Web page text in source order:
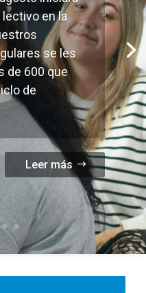
en la
se les
de 600 que
de
Leer más